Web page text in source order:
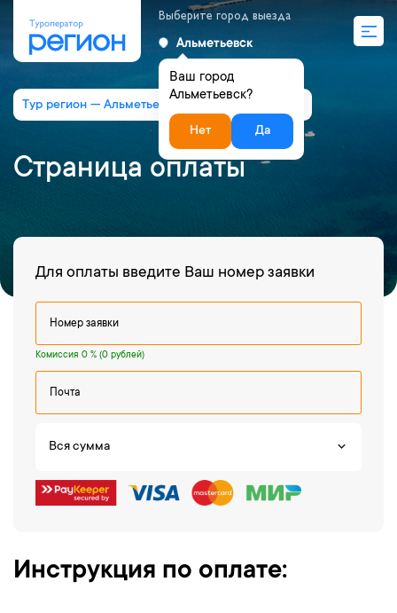
Выберите город выезда
Альметьевск
Ваш город
Альметьевск?
Нет Да
Тур регион — Альметьевск
Страница оплаты
Для оплаты введите Ваш номер заявки
Комиссия 0 % (0 рублей)
Вся сумма
Инструкция по оплате: